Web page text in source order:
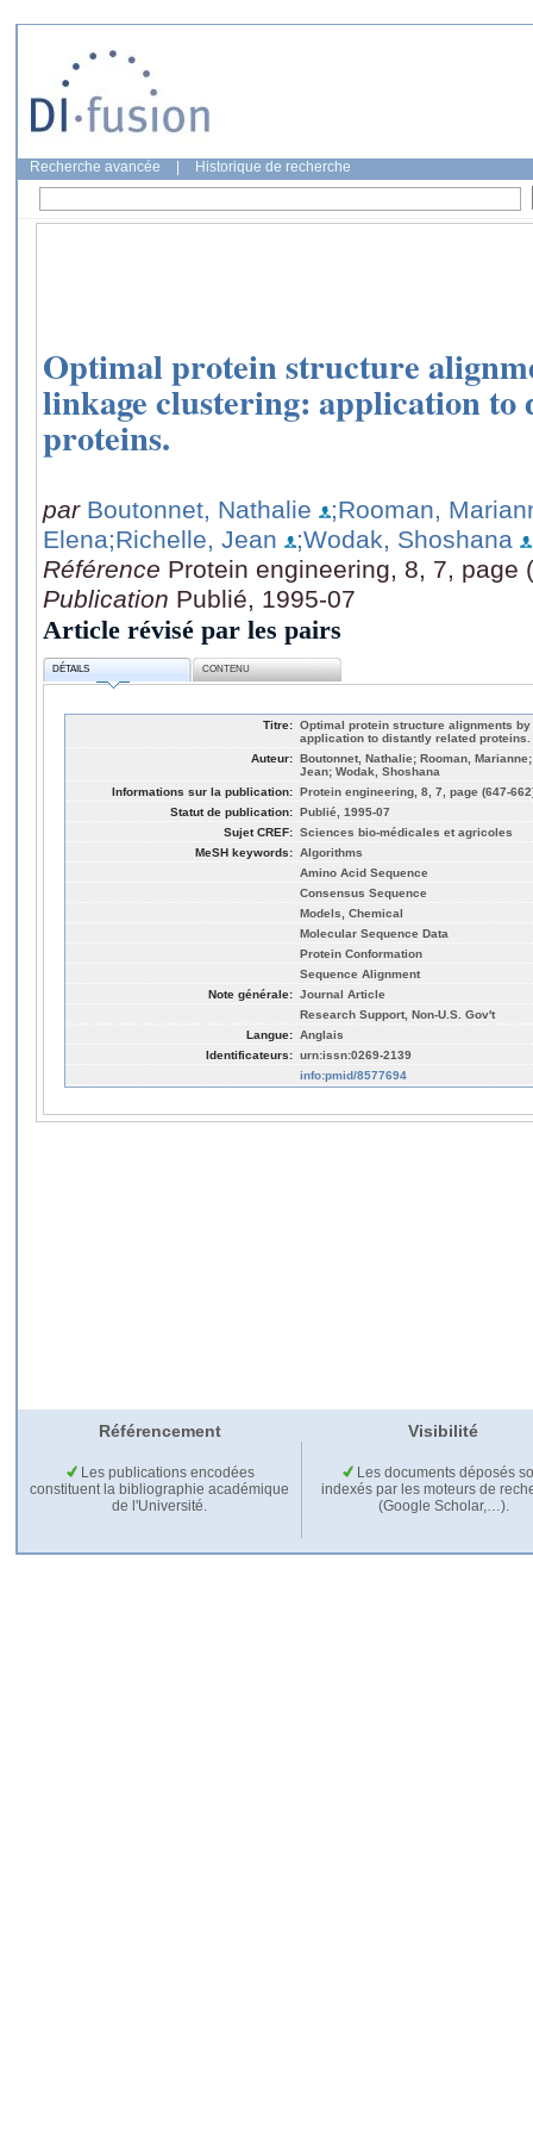
Recherche avancée Historique de recherche
Optimal protein structure
linkage clustering: application to
proteins.
par Boutonnet, Nathalie
;Rooman,
Elena;Richelle, Jean
;Wodak, Shoshana
Référence Protein engineering, 8, 7, page
Publication Publié, 1995-07
Article révisé par les pairs
DÉTAILS CONTENU
Titre: Optimal protein structure alignments
application to distantly related proteins.
Auteur: Boutonnet, Nathalie; Rooman,
Jean; Wodak, Shoshana
Informations sur la publication: Protein engineering, 8, 7, page (647-
Statut de publication: Publié, 1995-07
Sujet CREF: Sciences bio-médicales et agricoles
MeSH keywords: Algorithms
Amino Acid Sequence
Consensus Sequence
Models, Chemical
Molecular Sequence Data
Protein Conformation
Sequence Alignment
Note générale: Journal Article
Research Support, Non-U.S. Gov't
Langue: Anglais
Identificateurs: urn:issn:0269-2139
info:pmid/8577694
Référencement Visibilité
Les publications encodées
constituent la bibliographie académique
de l'Université.
Les documents déposés
indexés par les moteurs de
(Google Scholar,…).